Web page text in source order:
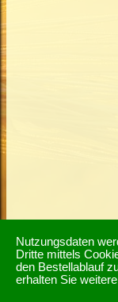
Nutzungsdaten
Dritte mittels
den Bestellablauf
erhalten Sie